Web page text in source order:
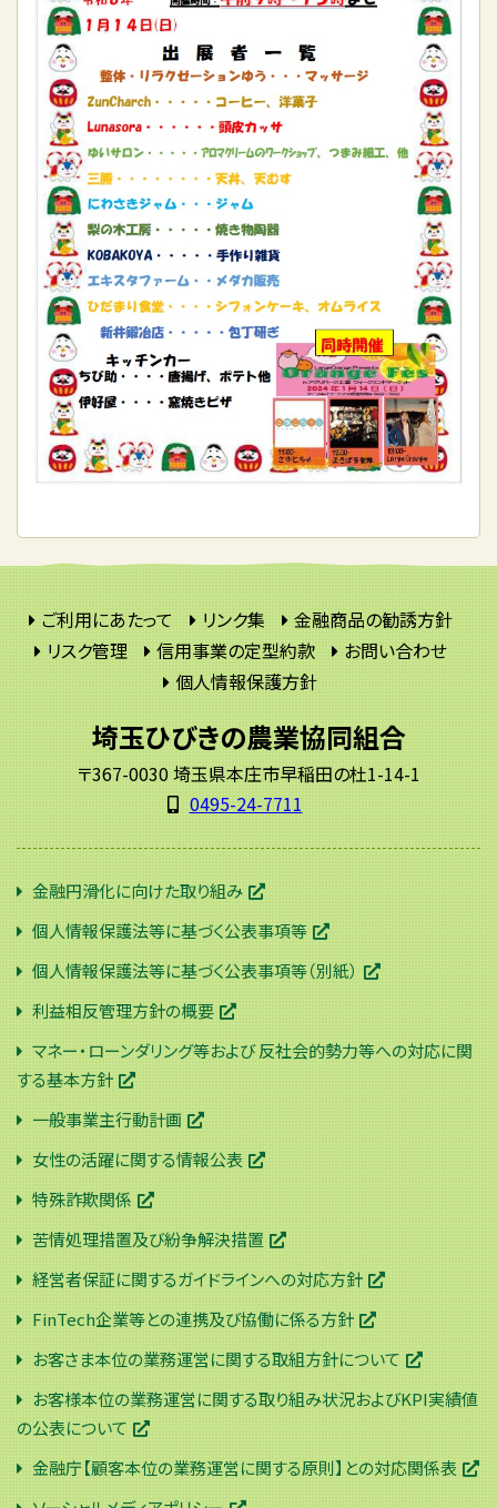
ご利用にあたって リンク集
金融商品の勧誘方針
リスク管理
信用事業の定型約款
お問い合わせ
個人情報保護方針
埼玉ひびきの農業協同組合
〒367-0030 埼玉県本庄市早稲田の杜1-14-1
0495-24-7711
金融円滑化に向けた取り組み
個人情報保護法等に基づく公表事項等
個人情報保護法等に基づく公表事項等（別紙）
利益相反管理方針の概要
マネー・ローンダリング等および 反社会的勢力等への対応に関
する基本方針
一般事業主行動計画
女性の活躍に関する情報公表
特殊詐欺関係
苦情処理措置及び紛争解決措置
経営者保証に関するガイドラインへの対応方針
FinTech企業等との連携及び協働に係る方針
お客さま本位の業務運営に関する取組方針について
お客様本位の業務運営に関する取り組み状況およびKPI実績値
の公表について
金融庁【顧客本位の業務運営に関する原則】との対応関係表